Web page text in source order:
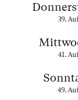
39.
41.
49.